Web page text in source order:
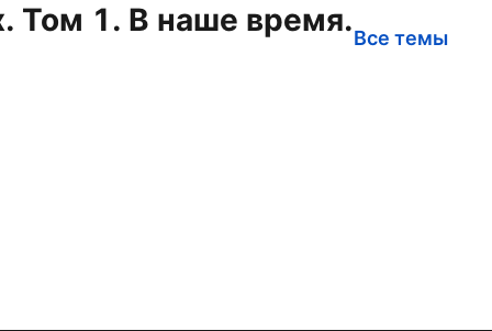
Том 1. В наше время.Все темы